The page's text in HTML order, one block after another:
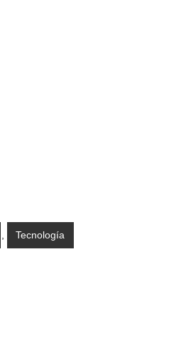
, Tecnología